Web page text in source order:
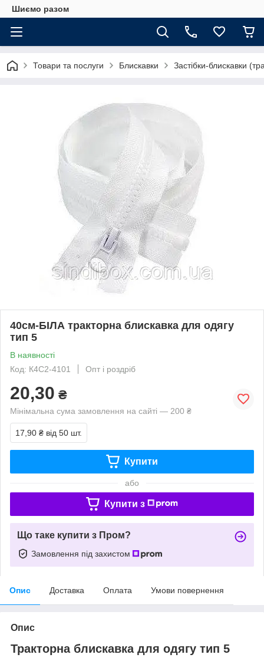
Шиємо разом
Товари та послуги Блискавки Застібки-блискавки
40см-БІЛА тракторна блискавка для одягу
тип 5
В наявності
Код: К4С2-4101
Опт і роздріб
20,30 ₴
Мінімальна сума замовлення на сайті — 200 ₴
17,90 ₴ від 50 шт.
Купити
або
Купити з
Що таке купити з Пром?
Замовлення під захистом
Опис Доставка Оплата Умови повернення
Опис
Тракторна блискавка для одягу тип 5